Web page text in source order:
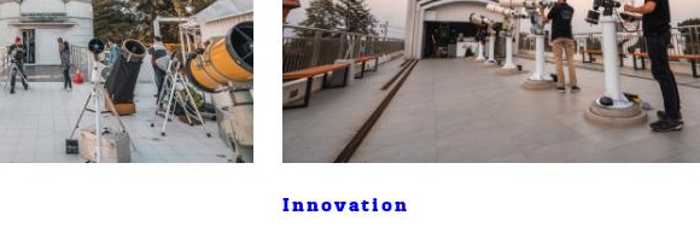
Innovation